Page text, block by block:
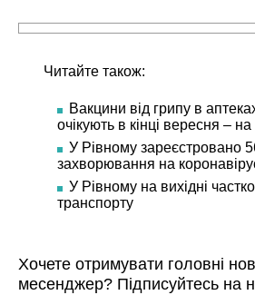
Читайте також:
Вакцини від грипу в
очікують в кінці вересня –
У Рівному зареєстровано
захворювання на
У Рівному на вихідні
транспорту
Хочете отримувати головні
месенджер? Підписуйтесь на